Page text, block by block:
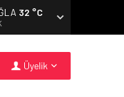
32 °C
Üyelik